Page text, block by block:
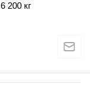
6 200 кг